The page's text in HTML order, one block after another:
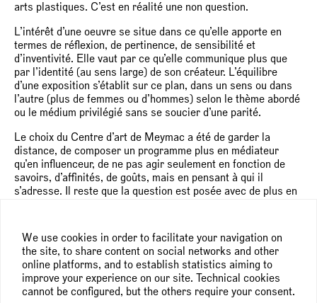
We use cookies in order to facilitate your navigation on
the site, to share content on social networks and other
online platforms, and to establish statistics aiming to
improve your experience on our site. Technical cookies
cannot be configured, but the others require your consent.
arts plastiques. C’est en réalité une non question.
L’intérêt d’une oeuvre se situe dans ce qu’elle apporte en
termes de réflexion, de pertinence, de sensibilité et
d’inventivité. Elle vaut par ce qu’elle communique plus que
par l’identité (au sens large) de son créateur. L’équilibre
d’une exposition s’établit sur ce plan, dans un sens ou dans
l’autre (plus de femmes ou d’hommes) selon le thème abordé
ou le médium privilégié sans se soucier d’une parité.
Le choix du Centre d’art de Meymac a été de garder la
distance, de composer un programme plus en médiateur
qu’en influenceur, de ne pas agir seulement en fonction de
savoirs, d’affinités, de goûts, mais en pensant à qui il
s’adresse. Il reste que la question est posée avec de plus en
Entre eux les différences de style, de créativité, de qualité,
d’ambition, de pertinence sont nombreuses. Elles dépendent
de leurs centres d’intérêt, des médiums privilégiés, de leurs
tempéraments, de leur histoire, de leur environnement
culturel et, sans doute peut-on le reconnaître, de